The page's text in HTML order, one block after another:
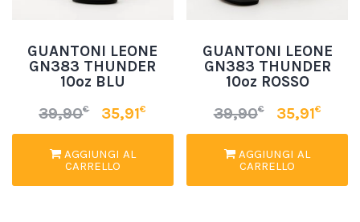
GUANTONI LEONE
GN383 THUNDER
10oz BLU
39,90€ 35,91€
AGGIUNGI AL
CARRELLO
GUANTONI LEONE
GN383 THUNDER
10oz ROSSO
39,90€ 35,91€
AGGIUNGI AL
CARRELLO